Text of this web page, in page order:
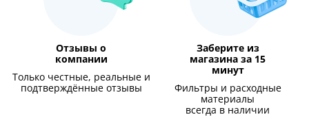
Отзывы о
компании
Только честные, реальные и
подтверждённые отзывы
Заберите из
магазина за 15
минут
Фильтры и расходные
материалы
всегда в наличии